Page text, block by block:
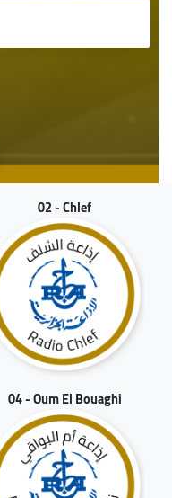
02 - Chlef
04 - Oum El Bouaghi